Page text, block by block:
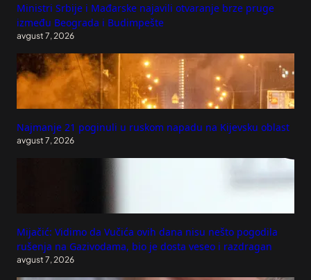
Ministri Srbije i Mađarske najavili otvaranje brze pruge
između Beograda i Budimpešte
avgust 7, 2026
Najmanje 21 poginuli u ruskom napadu na Kijevsku oblast
avgust 7, 2026
Mijačić: Vidimo da Vučića ovih dana nisu nešto pogodila
rušenja na Gazivodama, bio je dosta veseo i razdragan
avgust 7, 2026